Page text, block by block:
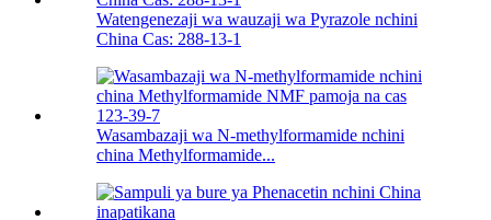
Watengenezaji wa wauzaji wa Pyrazole nchini
China Cas: 288-13-1
Wasambazaji wa N-methylformamide nchini
china Methylformamide...